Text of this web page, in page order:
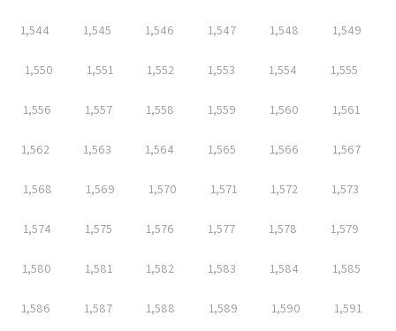
1,544 1,545 1,546 1,547 1,548 1,549
1,550 1,551 1,552 1,553 1,554 1,555
1,556 1,557 1,558 1,559 1,560 1,561
1,562 1,563 1,564 1,565 1,566 1,567
1,568 1,569 1,570 1,571 1,572 1,573
1,574 1,575 1,576 1,577 1,578 1,579
1,580 1,581 1,582 1,583 1,584 1,585
1,586 1,587 1,588 1,589 1,590 1,591